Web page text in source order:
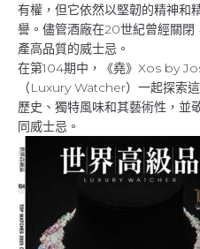
有權，但它依然以堅韌的精神和
譽。儘管酒廠在20世紀曾經關閉
產高品質的威士忌。
在第104期中，《堯》Xos by
（Luxury Watcher）一起探索
歷史、獨特風味和其藝術性，並
同威士忌。